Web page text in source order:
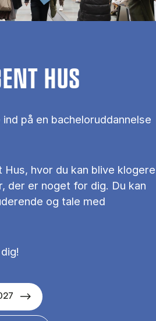
HUS
på en bacheloruddannelse
Hus, hvor du kan blive klogere
der er noget for dig. Du kan
og tale med